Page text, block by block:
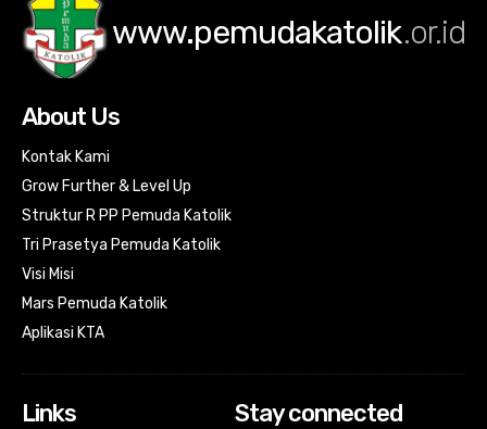
www.pemudakatolik.or.id
About Us
Kontak Kami
Grow Further & Level Up
Struktur R PP Pemuda Katolik
Tri Prasetya Pemuda Katolik
Visi Misi
Mars Pemuda Katolik
Aplikasi KTA
Links Stay connected